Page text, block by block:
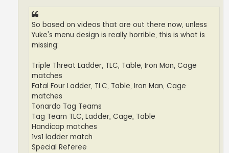
So based on videos that are out there now, unless
Yuke's menu design is really horrible, this is what is
missing:
Triple Threat Ladder, TLC, Table, Iron Man, Cage
matches
Fatal Four Ladder, TLC, Table, Iron Man, Cage
matches
Tonardo Tag Teams
Tag Team TLC, Ladder, Cage, Table
Handicap matches
1vs1 ladder match
Special Referee